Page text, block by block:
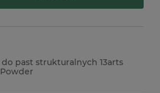
do past strukturalnych 13arts